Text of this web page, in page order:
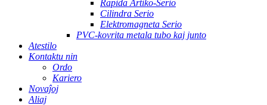
Rapida Artiko-Serio
Cilindra Serio
Elektromagneta Serio
PVC-kovrita metala tubo kaj junto
Atestilo
Kontaktu nin
Ordo
Kariero
Novaĵoj
Aliaj